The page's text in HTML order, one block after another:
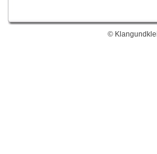
©